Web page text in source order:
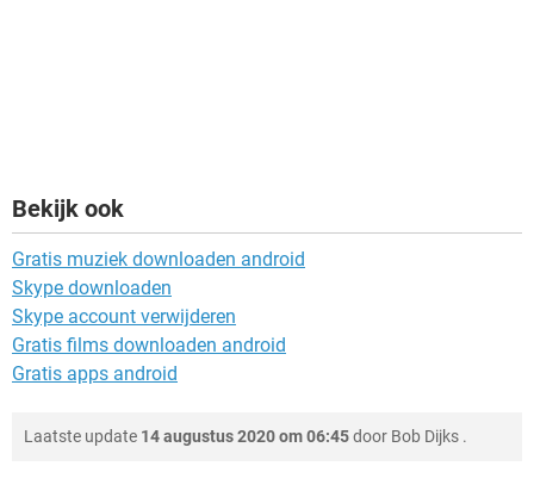
Bekijk ook
Gratis muziek downloaden android
Skype downloaden
Skype account verwijderen
Gratis films downloaden android
Gratis apps android
Laatste update 14 augustus 2020 om 06:45door Bob Dijks .